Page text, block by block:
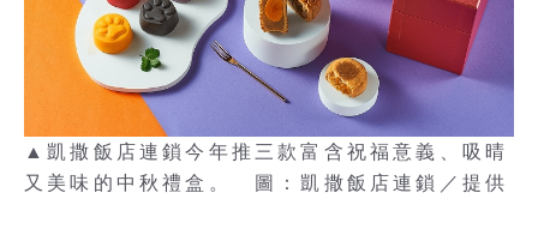
▲凱撒飯店連鎖今年推三款富含祝福意義、吸晴
又美味的中秋禮盒。 圖：凱撒飯店連鎖／提供